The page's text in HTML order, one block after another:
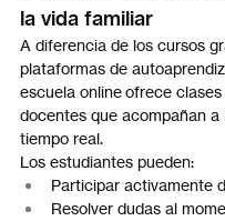
la vida familiar
A diferencia de los cursos
plataformas de
escuela online ofrece
docentes que acompañan a
tiempo real.
Los estudiantes pueden:
Participar activamente
Resolver dudas al